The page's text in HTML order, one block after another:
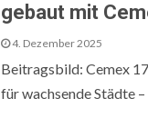
gebaut mit
4. Dezember 2025
Beitragsbild: Cemex
für wachsende Städte